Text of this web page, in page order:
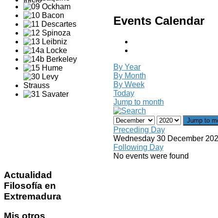
Events Calendar
By Year
By Month
By Week
Today
Jump to month
Jump to
Preceding Day
Wednesday 30 December
Following Day
No events were found
Actualidad
Filosofía en
Extremadura
Mis otros